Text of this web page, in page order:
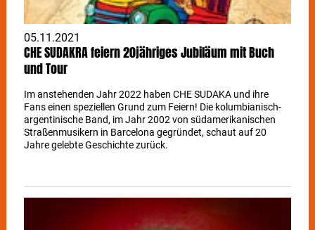
05.11.2021
CHE SUDAKRA feiern 20jähriges Jubiläum mit Buch
und Tour
Im anstehenden Jahr 2022 haben CHE SUDAKA und ihre
Fans einen speziellen Grund zum Feiern! Die kolumbianisch-
argentinische Band, im Jahr 2002 von südamerikanischen
Straßenmusikern in Barcelona gegründet, schaut auf 20
Jahre gelebte Geschichte zurück.